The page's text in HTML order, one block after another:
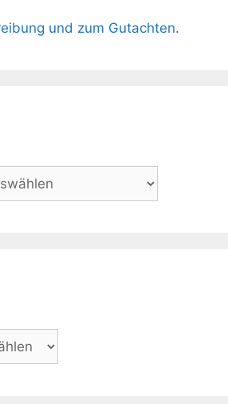
und zum Gutachten.